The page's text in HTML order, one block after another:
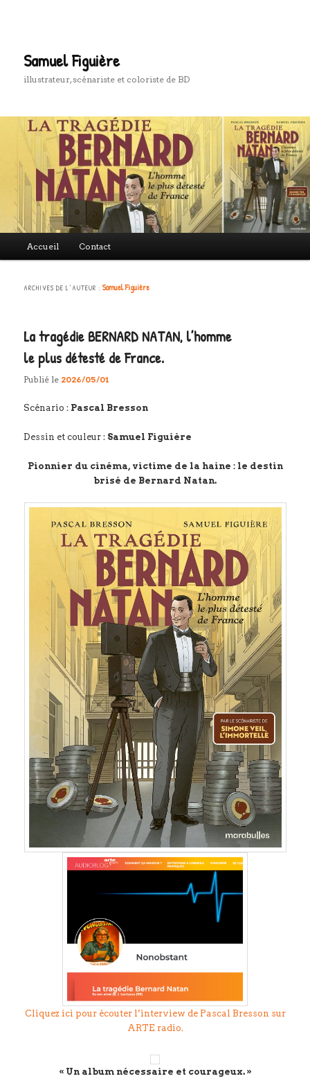
Samuel Figuière
illustrateur, scénariste et coloriste de BD
Accueil Contact
ARCHIVES DE L’AUTEUR :Samuel Figuière
La tragédie BERNARD NATAN, l’homme
le plus détesté de France.
Publié le 2026/05/01
Scénario : Pascal Bresson
Dessin et couleur : Samuel Figuière
Pionnier du cinéma, victime de la haine : le destin
brisé de Bernard Natan.
Cliquez ici pour écouter l’interview de Pascal Bresson sur
ARTE radio.
« Un album nécessaire et courageux. »